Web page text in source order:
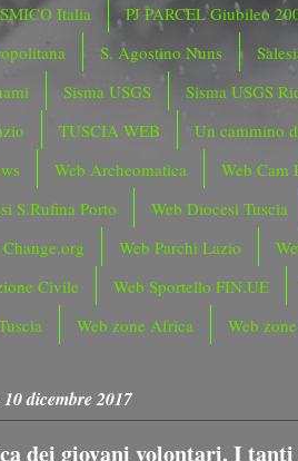
Italia
PJ PARCEL Giubileo
S. Agostino Nuns
Sisma USGS Sisma USGS
TUSCIA WEB Un cammino
Web Archeomatica Web Cam
S.Rufina Porto
Web Diocesi Tuscia
Web Parchi Lazio
Civile
Web Sportello FIN.UE
Web zone Africa Web
dicembre 2017
dei giovani volontari. I